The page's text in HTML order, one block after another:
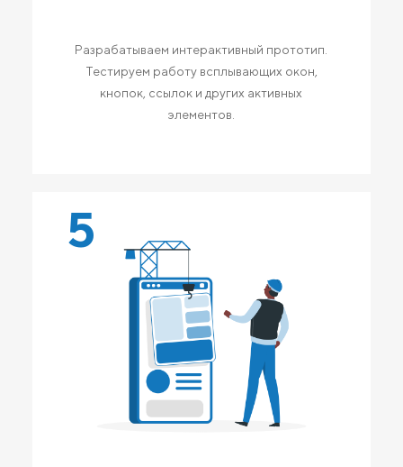
Разрабатываем интерактивный прототип.
Тестируем работу всплывающих окон,
кнопок, ссылок и других активных
элементов.
5